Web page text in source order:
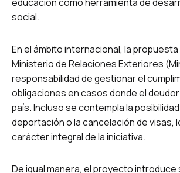
social.
En el ámbito internacional, la propuesta
Ministerio de Relaciones Exteriores
responsabilidad de gestionar el
obligaciones en casos donde el
país. Incluso se contempla la
deportación o la cancelación de visas,
carácter integral de la iniciativa.
De igual manera, el proyecto introduce